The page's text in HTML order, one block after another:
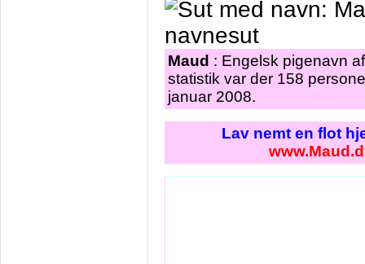
Maud : Engelsk pigenavn
statistik var der 158
januar 2008.
Lav nemt en flot